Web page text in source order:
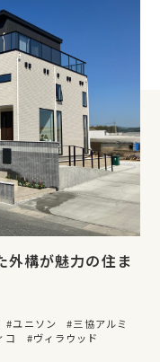
外構が魅力の住ま
ユニソン
三協アルミ
コ
ヴィラウッド